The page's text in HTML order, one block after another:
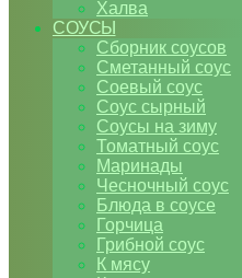
Халва
СОУСЫ
Сборник соусов
Сметанный соус
Соевый соус
Соус сырный
Соусы на зиму
Томатный соус
Маринады
Чесночный соус
Блюда в соусе
Горчица
Грибной соус
К мясу